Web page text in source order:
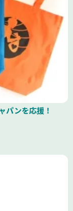
パンを応援！